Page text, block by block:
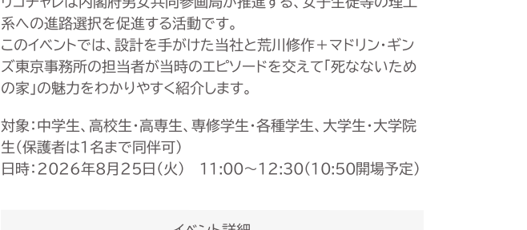
系への進路選択を促進する活動です。
このイベントでは、設計を手がけた当社と荒川修作＋マドリン・ギン
ズ東京事務所の担当者が当時のエピソードを交えて「死なないため
の家」の魅力をわかりやすく紹介します。
対象：中学生、高校生・高専生、専修学生・各種学生、大学生・大学院
生（保護者は1名まで同伴可）
日時：2026年8月25日（火） 11:00～12:30（10:50開場予定）